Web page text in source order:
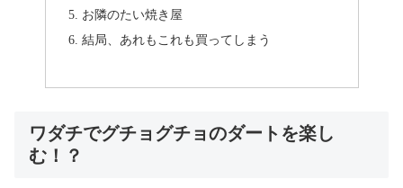
お隣のたい焼き屋
結局、あれもこれも買ってしまう
ワダチでグチョグチョのダートを楽し
む！？